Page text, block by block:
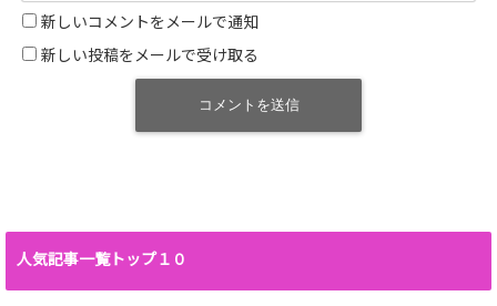
新しいコメントをメールで通知
新しい投稿をメールで受け取る
人気記事一覧トップ１０